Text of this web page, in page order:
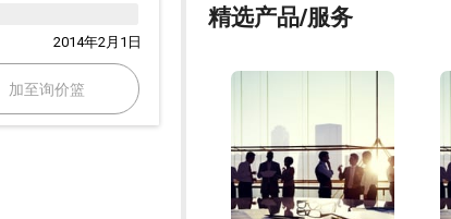
2014年2月1日
加至询价篮
精选产品/服务